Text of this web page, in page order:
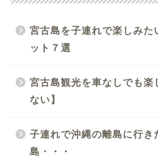
宮古島を子連れで楽しみ
ット７選
宮古島観光を車なしでも
ない】
子連れで沖縄の離島に行
島・・・